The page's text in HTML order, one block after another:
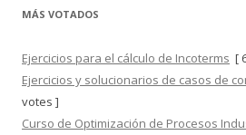
MÁS VOTADOS
Ejercicios para el cálculo de Incoterms [
Ejercicios y solucionarios de casos de
votes ]
Curso de Optimización de Procesos